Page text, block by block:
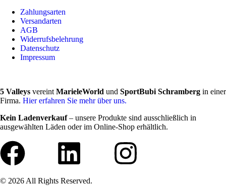
Zahlungsarten
Versandarten
AGB
Widerrufsbelehrung
Datenschutz
Impressum
5 Valleys vereint MarieleWorld und SportBubi Schramberg in einer
Firma. Hier erfahren Sie mehr über uns.
Kein Ladenverkauf– unsere Produkte sind ausschließlich in
ausgewählten Läden oder im Online-Shop erhältlich.
© 2026 All Rights Reserved.